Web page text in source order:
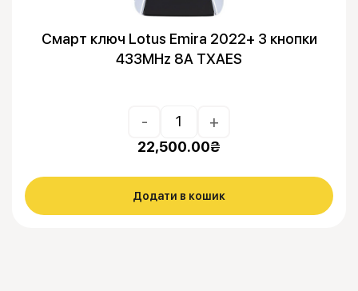
Смарт ключ Lotus Emira 2022+ 3 кнопки
433MHz 8A TXAES
- +
22,500.00₴
Додати в кошик